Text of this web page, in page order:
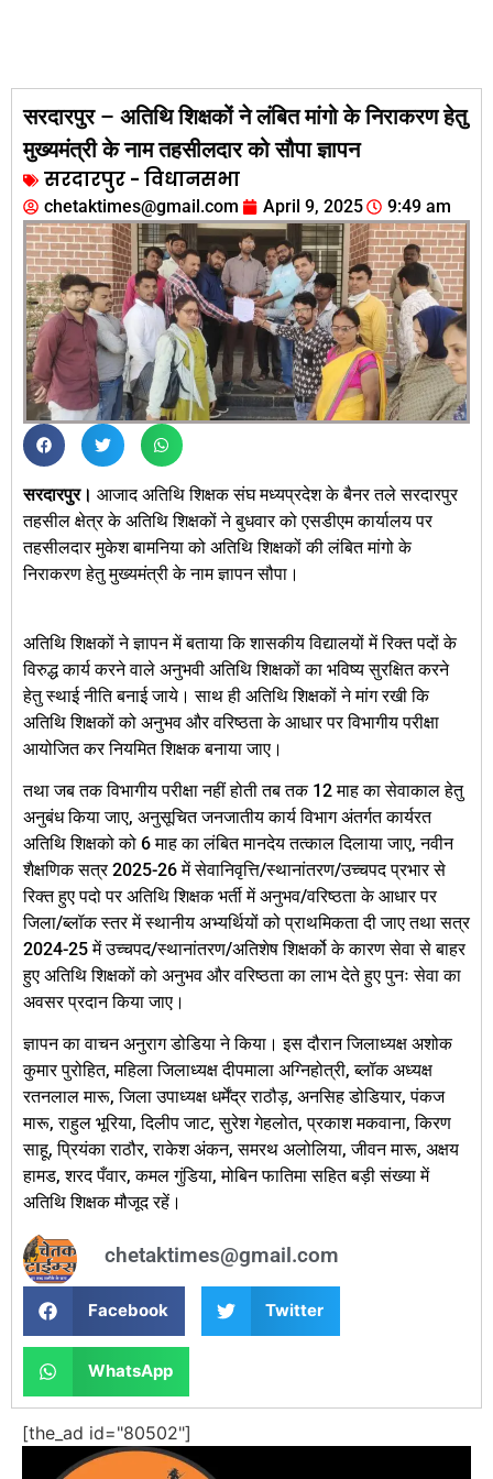
सरदारपुर – अतिथि शिक्षकों ने लंबित मांगो के निराकरण हेतु
मुख्यमंत्री के नाम तहसीलदार को सौपा ज्ञापन
सरदारपुर - विधानसभा
chetaktimes@gmail.com April 9, 2025 9:49 am
सरदारपुर। आजाद अतिथि शिक्षक संघ मध्यप्रदेश के बैनर तले सरदारपुर
तहसील क्षेत्र के अतिथि शिक्षकों ने बुधवार को एसडीएम कार्यालय पर
तहसीलदार मुकेश बामनिया को अतिथि शिक्षकों की लंबित मांगो के
निराकरण हेतु मुख्यमंत्री के नाम ज्ञापन सौपा।
अतिथि शिक्षकों ने ज्ञापन में बताया कि शासकीय विद्यालयों में रिक्त पदों के
विरुद्ध कार्य करने वाले अनुभवी अतिथि शिक्षकों का भविष्य सुरक्षित करने
हेतु स्थाई नीति बनाई जाये। साथ ही अतिथि शिक्षकों ने मांग रखी कि
अतिथि शिक्षकों को अनुभव और वरिष्ठता के आधार पर विभागीय परीक्षा
आयोजित कर नियमित शिक्षक बनाया जाए।
तथा जब तक विभागीय परीक्षा नहीं होती तब तक 12 माह का सेवाकाल हेतु
अनुबंध किया जाए, अनुसूचित जनजातीय कार्य विभाग अंतर्गत कार्यरत
अतिथि शिक्षको को 6 माह का लंबित मानदेय तत्काल दिलाया जाए, नवीन
शैक्षणिक सत्र 2025-26 में सेवानिवृत्ति/स्थानांतरण/उच्चपद प्रभार से
रिक्त हुए पदो पर अतिथि शिक्षक भर्ती में अनुभव/वरिष्ठता के आधार पर
जिला/ब्लॉक स्तर में स्थानीय अभ्यर्थियों को प्राथमिकता दी जाए तथा सत्र
2024-25 में उच्चपद/स्थानांतरण/अतिशेष शिक्षर्को के कारण सेवा से बाहर
हुए अतिथि शिक्षकों को अनुभव और वरिष्ठता का लाभ देते हुए पुनः सेवा का
अवसर प्रदान किया जाए।
ज्ञापन का वाचन अनुराग डोडिया ने किया। इस दौरान जिलाध्यक्ष अशोक
कुमार पुरोहित, महिला जिलाध्यक्ष दीपमाला अग्निहोत्री, ब्लॉक अध्यक्ष
रतनलाल मारू, जिला उपाध्यक्ष धर्मेंद्र राठौड़, अनसिह डोडियार, पंकज
मारू, राहुल भूरिया, दिलीप जाट, सुरेश गेहलोत, प्रकाश मकवाना, किरण
साहू, प्रियंका राठौर, राकेश अंकन, समरथ अलोलिया, जीवन मारू, अक्षय
हामड, शरद पँवार, कमल गुंडिया, मोबिन फातिमा सहित बड़ी संख्या में
अतिथि शिक्षक मौजूद रहें।
chetaktimes@gmail.com
Facebook Twitter
WhatsApp
[the_ad id="80502"]